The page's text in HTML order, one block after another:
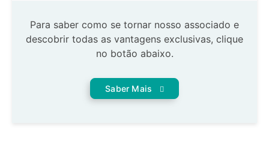
Para saber como se tornar nosso associado e
descobrir todas as vantagens exclusivas, clique
no botão abaixo.
Saber Mais